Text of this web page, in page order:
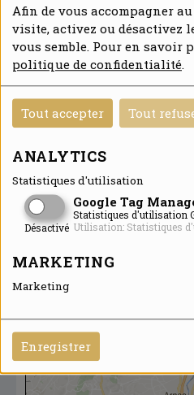
Afin de vous accompagner
visite, activez ou désactivez
vous semble. Pour en
politique de confidentialité.
Tout accepter Tout
ANALYTICS
Statistiques d'utilisation
Google Tag
Désactivé
Statistiques d'utilisation
Utilisation: Statistiques
MARKETING
Marketing
Enregistrer
PRÉSENCE